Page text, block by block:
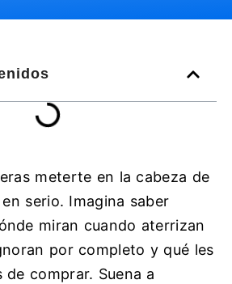
meterte en la cabeza de
serio. Imagina saber
miran cuando aterrizan
por completo y qué les
comprar. Suena a